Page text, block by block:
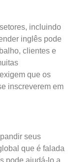
incluindo
inglês pode
clientes e
que os
inscreverem em
seus
que é falada
pode ajudá-lo a